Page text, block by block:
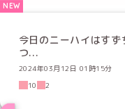
今日のニーハイはす
つ...
2024年03月12日 01時15分
10
2